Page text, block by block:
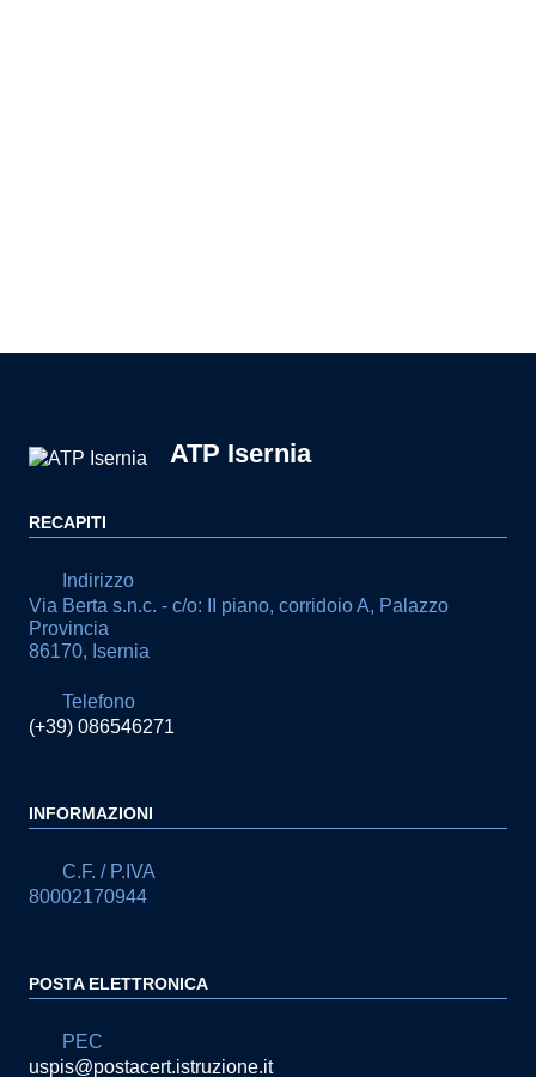
ATP Isernia
RECAPITI
Indirizzo
Via Berta s.n.c. - c/o: II piano, corridoio A, Palazzo
Provincia
86170, Isernia
Telefono
(+39) 086546271
INFORMAZIONI
C.F. / P.IVA
80002170944
POSTA ELETTRONICA
PEC
uspis@postacert.istruzione.it